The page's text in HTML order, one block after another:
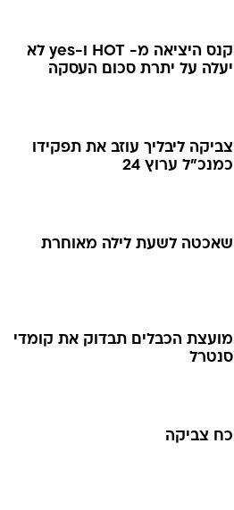
קנס היציאה מ- HOT ו-yes לא
יעלה על יתרת סכום העסקה
צביקה ליבליך עוזב את תפקידו
כמנכ"ל ערוץ 24
שאכטה לשעת לילה מאוחרת
מועצת הכבלים תבדוק את קומדי
סנטרל
כח צביקה